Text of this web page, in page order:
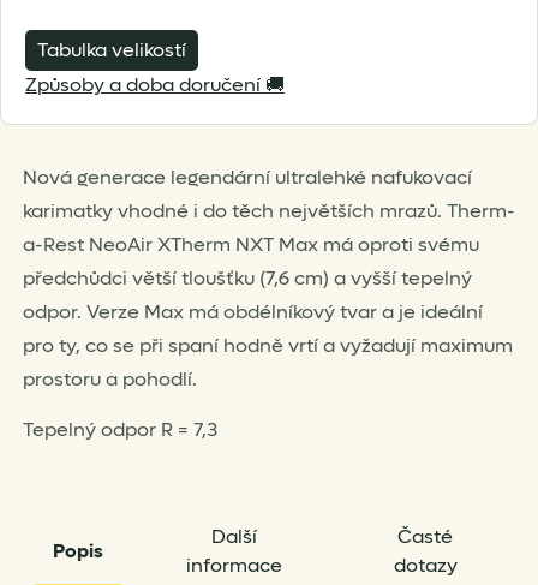
Nová generace legendární ultralehké nafukovací
karimatky vhodné i do těch největších mrazů. Therm-
a-Rest NeoAir XTherm NXT Max má oproti svému
předchůdci větší tloušťku (7,6 cm) a vyšší tepelný
odpor. Verze Max má obdélníkový tvar a je ideální
pro ty, co se při spaní hodně vrtí a vyžadují maximum
prostoru a pohodlí.
XTherm
NXT
Tabulka velikostí
Způsoby a doba doručení 🚚
Tepelný odpor R = 7,3
Popis
Další
informace
Časté
dotazy